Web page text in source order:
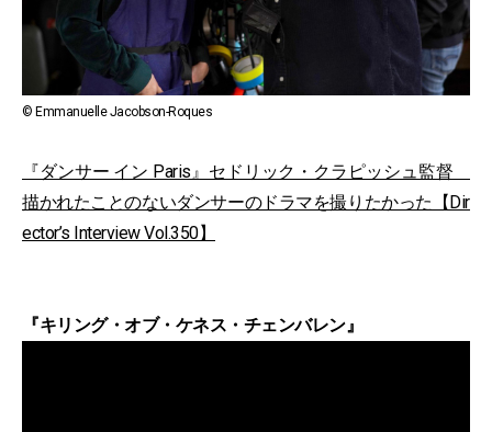
© Emmanuelle Jacobson-Roques
『ダンサー イン Paris』セドリック・クラピッシュ監督
描かれたことのないダンサーのドラマを撮りたかった【Dir
ector’s Interview Vol.350】
『キリング・オブ・ケネス・チェンバレン』